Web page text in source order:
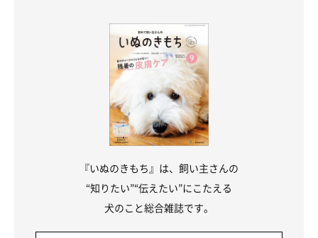
『いぬのきもち』は、飼い主さんの
“知りたい”“伝えたい”にこたえる
犬のこと総合雑誌です。